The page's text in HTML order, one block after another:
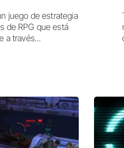
juego de estrategia
de RPG que está
a través...